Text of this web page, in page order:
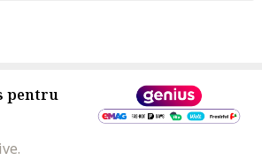
pentru